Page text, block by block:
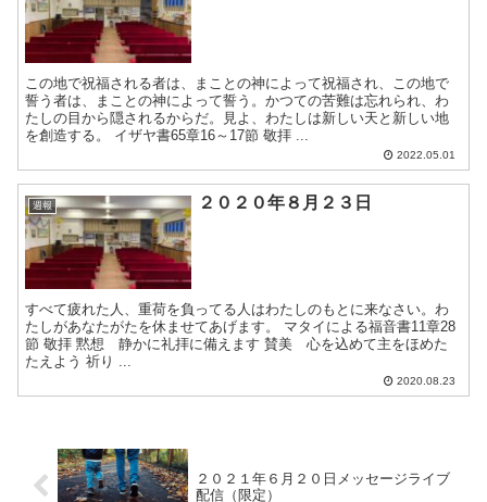
この地で祝福される者は、まことの神によって祝福され、この地で
誓う者は、まことの神によって誓う。かつての苦難は忘れられ、わ
たしの目から隠されるからだ。見よ、わたしは新しい天と新しい地
を創造する。 イザヤ書65章16～17節 敬拝 ...
2022.05.01
週報 ２０２０年８月２３日
すべて疲れた人、重荷を負ってる人はわたしのもとに来なさい。わ
たしがあなたがたを休ませてあげます。 マタイによる福音書11章28
節 敬拝 黙想 静かに礼拝に備えます 賛美 心を込めて主をほめた
たえよう 祈り ...
2020.08.23
２０２１年６月２０日メッセージライブ
配信（限定）